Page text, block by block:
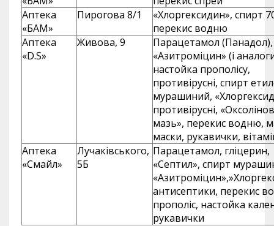
Аптека
«БАМ»
Пирогова 8/1
«Хлоргексидин», спирт
перекис водню
Аптека
«D.S»
Живова, 9
Парацетамол (Панадол),
«Азитроміцин» (і
настойка прополісу,
противірусні, спирт
мурашиний,
противірусні,
мазь», перекис водню,
маски, рукавички,
Аптека
«Смайл»
Лучаківського,
5Б
Парацетамол, гліцерин,
«Септил», спирт
антисептики, перекис
прополіс, настойка
рукавички